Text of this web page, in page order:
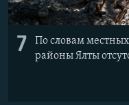
7
По словам
районы Ялты